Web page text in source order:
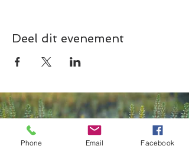
Deel dit evenement
Phone Email Facebook